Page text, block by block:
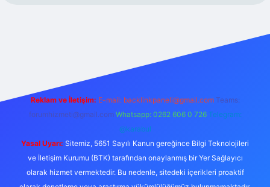
Reklam ve İletişim: E-mail: backlinkpaneli@gmail.com Teams:
forumhizmeti@gmail.com Whatsapp: 0262 606 0 726 Telegram:
@karabul
Yasal Uyarı: Sitemiz, 5651 Sayılı Kanun gereğince Bilgi Teknolojileri
ve İletişim Kurumu (BTK) tarafından onaylanmış bir Yer Sağlayıcı
olarak hizmet vermektedir. Bu nedenle, sitedeki içerikleri proaktif